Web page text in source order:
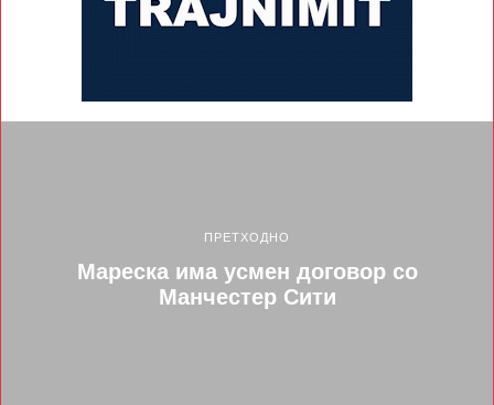
ПРЕТХОДНО
Мареска има усмен договор со
Манчестер Сити